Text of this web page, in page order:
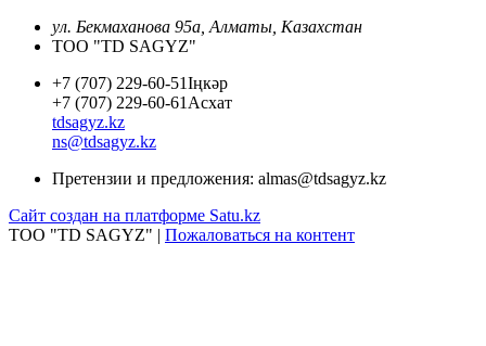
ул. Бекмаханова 95а, Алматы, Казахстан
ТОО "TD SAGYZ"
+7 (707) 229-60-51Іңкәр
+7 (707) 229-60-61 Асхат
tdsagyz.kz
ns@tdsagyz.kz
Претензии и предложения: almas@tdsagyz.kz
Сайт создан на платформе Satu.kz
ТОО "TD SAGYZ" | Пожаловаться на контент